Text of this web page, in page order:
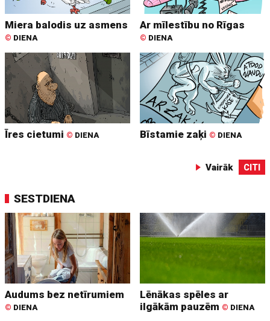
Miera balodis uz asmens
© DIENA
Ar mīlestību no Rīgas
© DIENA
Īres cietumi © DIENA Bīstamie zaķi © DIENA
Vairāk CITI
SESTDIENA
Audums bez netīrumiem
© DIENA
Lēnākas spēles ar
ilgākām pauzēm © DIENA